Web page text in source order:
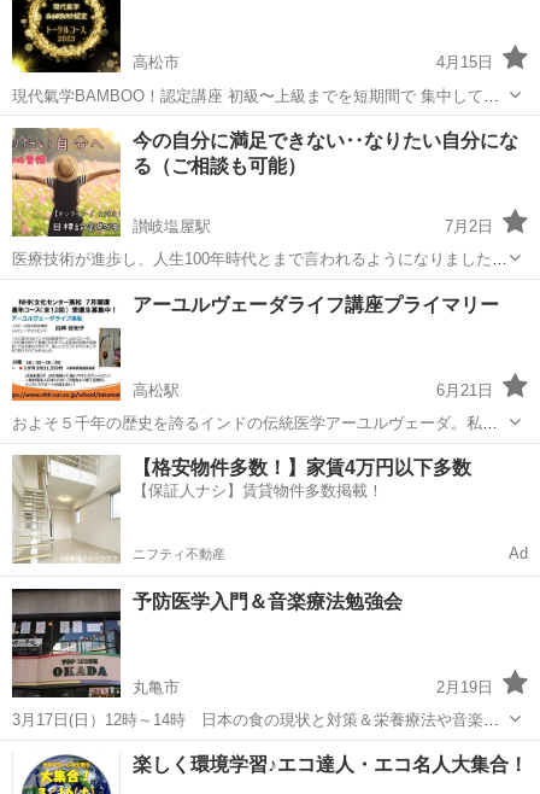
高松市
4月15日
現代氣学BAMBOO！認定講座 初級〜上級までを短期間で 集中して学
べるコースになります。 最短4ヶ月！で 基礎から鑑定出来るまで学び
ます。 一気に学んで知識を習得しましょう。 なかなか、内容の濃い講
座になっております...
香川 高松市 その他 気学
今の自分に満足できない‥なりたい自分にな
る（ご相談も可能）
讃岐塩屋駅
7月2日
医療技術が進歩し、人生100年時代とまで言われるようになりました。
「まだまだ自分の人生は何十年も残っている、 しかし、毎日漠然と時
間を過ごしている気がする。」 目標が不明瞭な、ぼんやりとした生活
は、 ...
讃岐塩屋駅 心理学 人生100年時代
アーユルヴェーダライフ講座プライマリー
高松駅
6月21日
およそ５千年の歴史を誇るインドの伝統医学アーユルヴェーダ。私達
の生活に役立つ、病気にならない体づくりを学びます。セルフケアや
クラフト、クッキングなども組み合わせて、毎回楽しめる内容です。
月一、全12回で終了。一般社団法人日本...
香川 高松市 高松駅 その他 アーユルヴェーダ
【格安物件多数！】家賃4万円以下多数
【保証人ナシ】賃貸物件多数掲載！
ニフティ不動産 Ad
予防医学入門＆音楽療法勉強会
丸亀市
2月19日
3月17日(日）12時～14時 日本の食の現状と対策＆栄養療法や音楽療
法、ミネラル水、酵素などのお勉強とアドバイスをします。 特典：
足ツボ体験や資料などお渡しします。 予約制 参加費500円
香川 丸亀市 生活知識 音楽療法
楽しく環境学習♪エコ達人・エコ名人大集合！